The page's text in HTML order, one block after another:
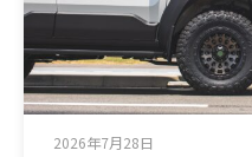
2026年7月28日